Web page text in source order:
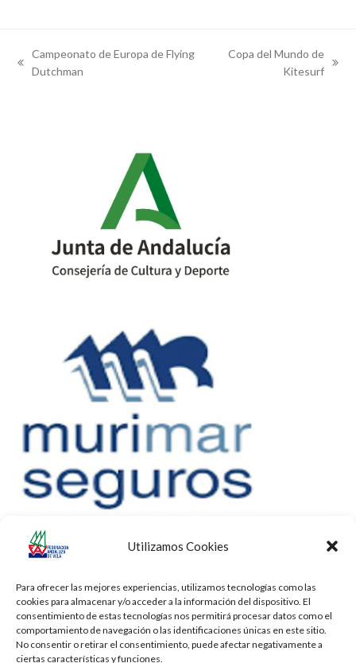
Utilizamos Cookies
Para ofrecer las mejores experiencias, utilizamos tecnologías como las
cookies para almacenar y/o acceder a la información del dispositivo. El
consentimiento de estas tecnologías nos permitirá procesar datos como el
comportamiento de navegación o las identificaciones únicas en este sitio.
No consentir o retirar el consentimiento, puede afectar negativamente a
ciertas características y funciones.
previous
Campeonato de Europa de Flying
Dutchman
Copa del Mundo de
Kitesurf